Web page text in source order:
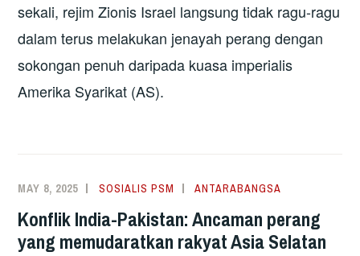
sekali, rejim Zionis Israel langsung tidak ragu-ragu
dalam terus melakukan jenayah perang dengan
sokongan penuh daripada kuasa imperialis
Amerika Syarikat (AS).
MAY 8, 2025 SOSIALIS PSM ANTARABANGSA
Konflik India-Pakistan: Ancaman perang
yang memudaratkan rakyat Asia Selatan